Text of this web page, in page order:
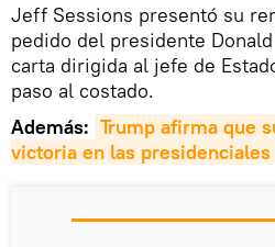
Jeff Sessions presentó su
pedido del presidente
carta dirigida al jefe de
paso al costado.
Además: Trump afirma que
victoria en las presidenciales